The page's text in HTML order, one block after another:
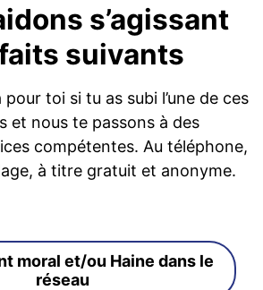
s’agissant
suivants
toi si tu as subi l’une de ces
et nous te passons à des
compétentes. Au téléphone,
à titre gratuit et anonyme.
moral et/ou Haine dans le
réseau